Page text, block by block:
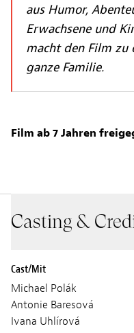
aus Humor,
Erwachsene und
macht den Film
ganze Familie.
Film ab 7 Jahren
Casting &
Cast/Mit
Michael Polák
Antonie Baresová
Ivana Uhlírová